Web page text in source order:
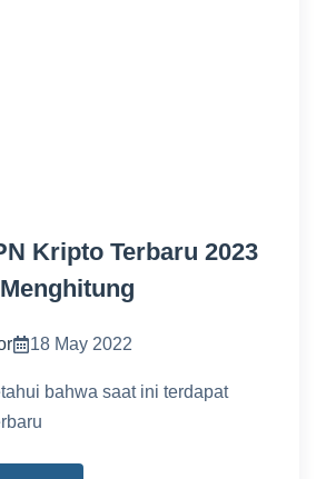
Kripto Terbaru 2023
18 May 2022
bahwa saat ini terdapat